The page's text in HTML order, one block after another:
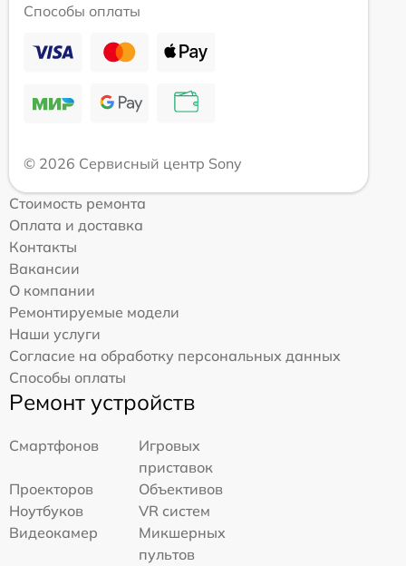
Способы оплаты
© 2026 Сервисный центр Sony
Стоимость ремонта
Оплата и доставка
Контакты
Вакансии
О компании
Ремонтируемые модели
Наши услуги
Согласие на обработку персональных данных
Способы оплаты
Ремонт устройств
Смартфонов
Игровых
приставок
Проекторов
Объективов
Ноутбуков
VR систем
Видеокамер
Микшерных
пультов